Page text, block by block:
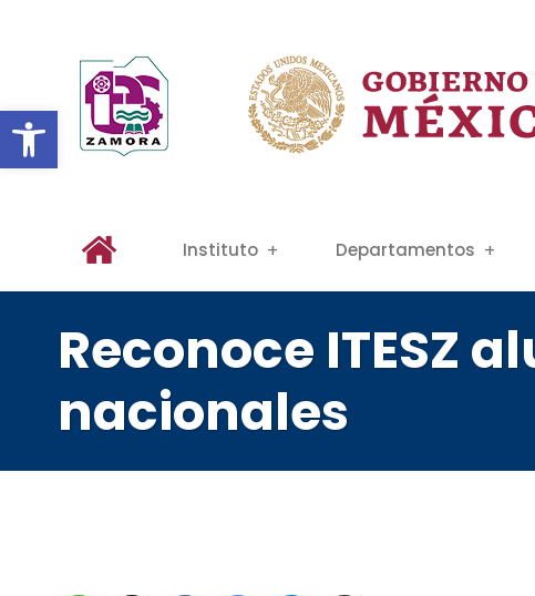
Abrir barra de herramientas
Instituto Departamentos
Reconoce ITESZ
nacionales